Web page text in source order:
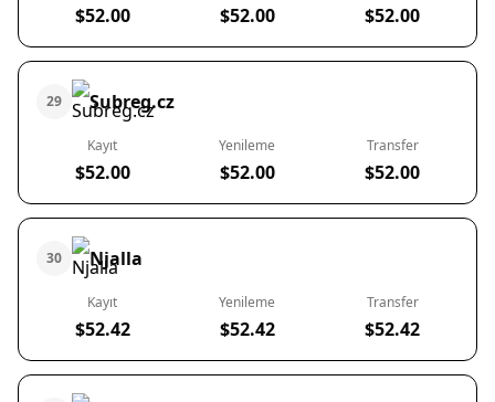
$52.00 $52.00 $52.00
29 Subreg.cz
Kayıt
$52.00
Yenileme
$52.00
Transfer
$52.00
30 Njalla
Kayıt
$52.42
Yenileme
$52.42
Transfer
$52.42